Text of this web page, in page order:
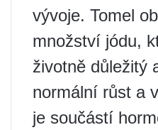
vývoje. Tomel
množství jódu,
životně důležitý
normální růst a
je součástí